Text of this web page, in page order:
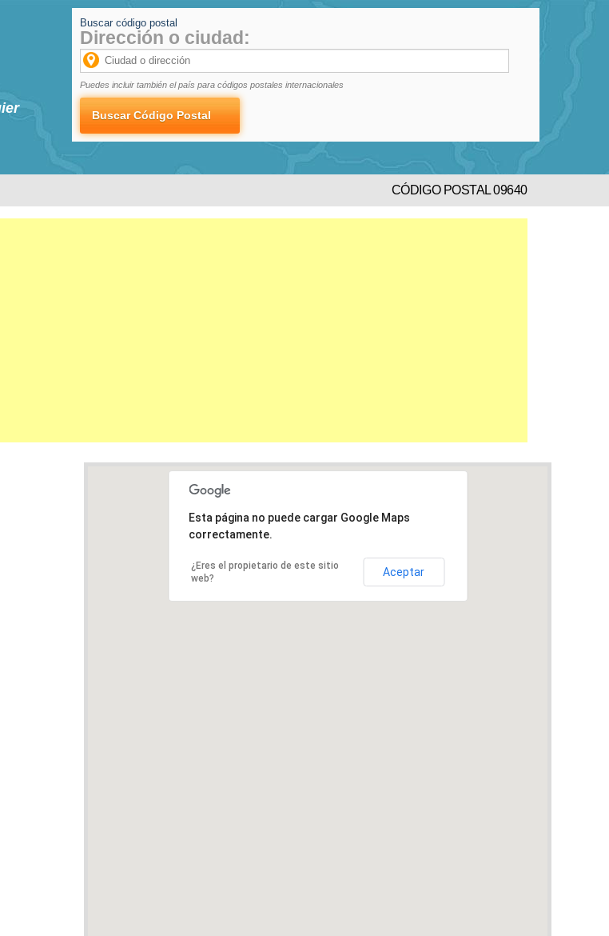
Buscar código postal
Dirección o ciudad:
Puedes incluir también el país para códigos postales internacionales
CÓDIGO POSTAL 09640
Esta página no puede cargar Google Maps
correctamente.
¿Eres el propietario de este sitio
web?
Aceptar